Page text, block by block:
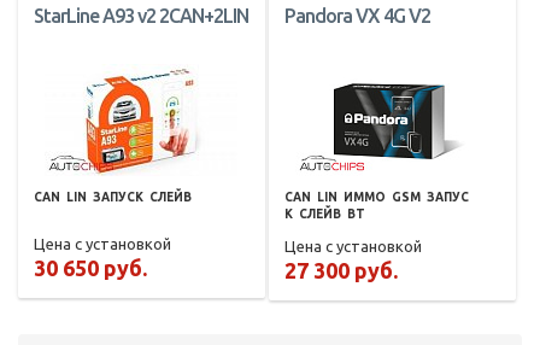
StarLine A93 v2 2CAN+2LIN
CAN LIN ЗАПУСК СЛЕЙВ
Цена с установкой
30 650 руб.
Pandora VX 4G V2
CAN LIN ИММО GSM ЗАПУС
К СЛЕЙВ BT
Цена с установкой
27 300 руб.